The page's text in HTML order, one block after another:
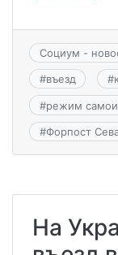
Социум -
#въезд #
#режим
#Форпост
На